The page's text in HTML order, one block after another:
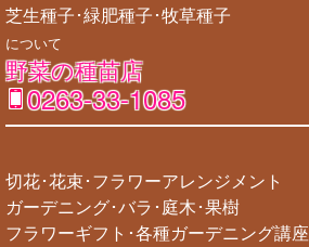
芝生種子･緑肥種子･牧草種子
について
野菜の種苗店
0263-33-1085
切花･花束･フラワーアレンジメント
ガーデニング･バラ･庭木･果樹
フラワーギフト･各種ガーデニング講座